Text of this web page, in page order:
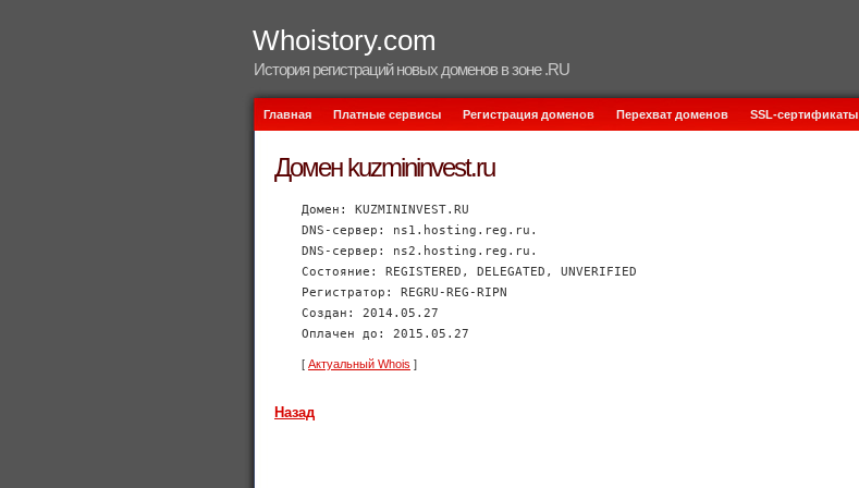
Whoistory.com
История регистраций новых доменов в зоне .RU
Главная Платные сервисы Регистрация доменов Перехват доменов SSL-сертификаты
Домен kuzmininvest.ru
Домен: KUZMININVEST.RU
DNS-сервер: ns1.hosting.reg.ru.
DNS-сервер: ns2.hosting.reg.ru.
Состояние: REGISTERED, DELEGATED, UNVERIFIED
Регистратор: REGRU-REG-RIPN
Создан: 2014.05.27
Оплачен до: 2015.05.27
[ Актуальный Whois ]
Назад